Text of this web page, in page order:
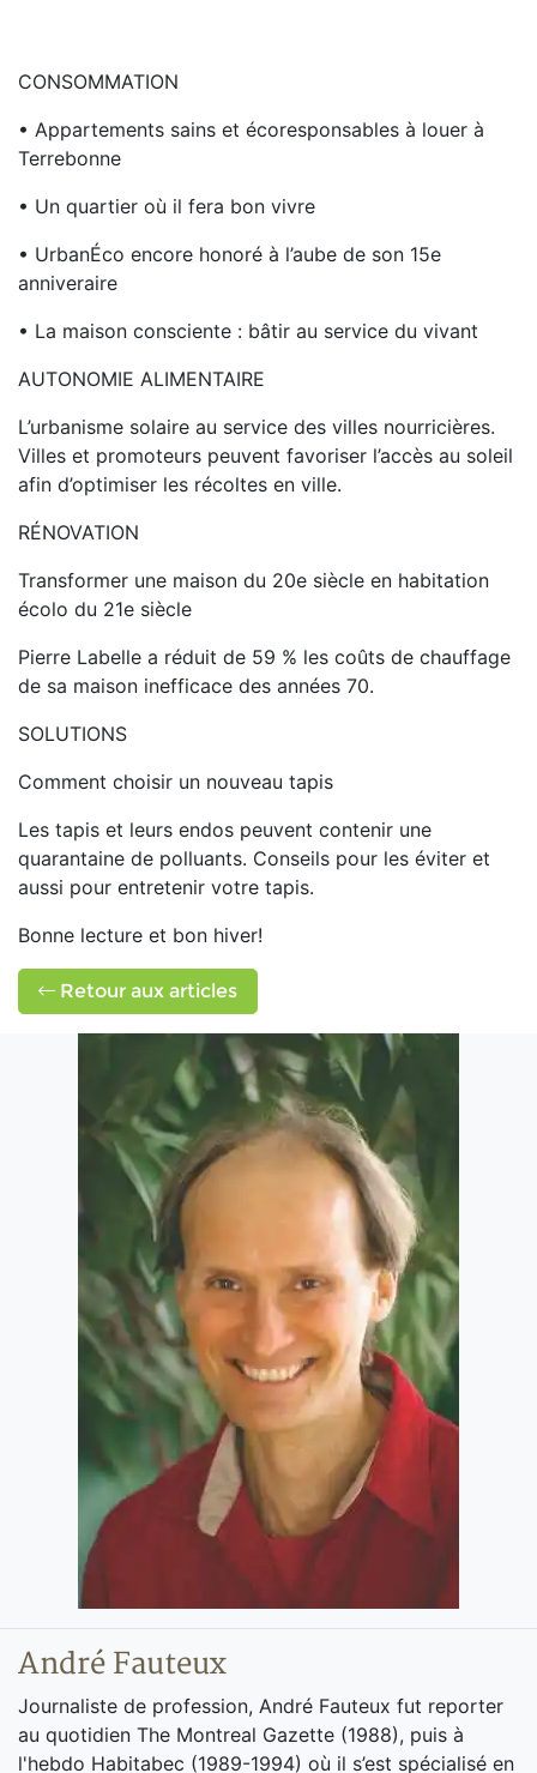
CONSOMMATION
• Appartements sains et écoresponsables à louer à
Terrebonne
• Un quartier où il fera bon vivre
• UrbanÉco encore honoré à l’aube de son 15e
anniveraire
• La maison consciente : bâtir au service du vivant
AUTONOMIE ALIMENTAIRE
L’urbanisme solaire au service des villes nourricières.
Villes et promoteurs peuvent favoriser l’accès au soleil
afin d’optimiser les récoltes en ville.
RÉNOVATION
Transformer une maison du 20e siècle en habitation
écolo du 21e siècle
Pierre Labelle a réduit de 59 % les coûts de chauffage
de sa maison inefficace des années 70.
SOLUTIONS
Comment choisir un nouveau tapis
Les tapis et leurs endos peuvent contenir une
quarantaine de polluants. Conseils pour les éviter et
aussi pour entretenir votre tapis.
Bonne lecture et bon hiver!
Retour aux articles
André Fauteux
Journaliste de profession, André Fauteux fut reporter
au quotidien The Montreal Gazette (1988), puis à
l'hebdo Habitabec (1989-1994) où il s’est spécialisé en